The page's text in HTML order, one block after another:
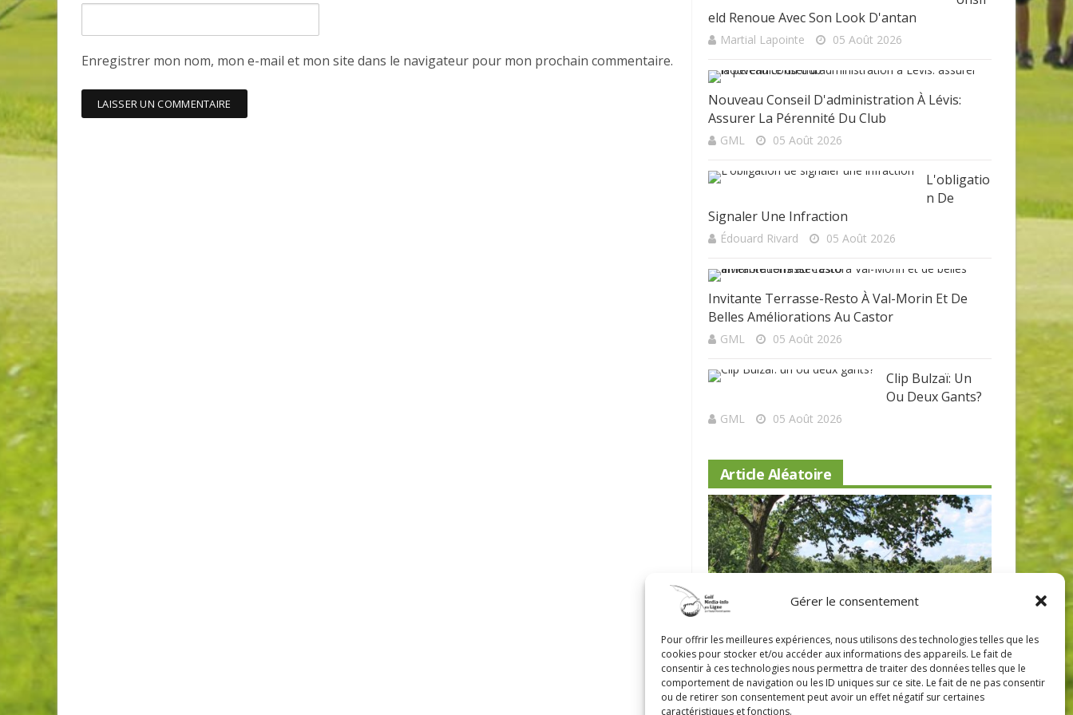
Gérer le consentement
Pour offrir les meilleures expériences, nous utilisons des technologies telles que les
cookies pour stocker et/ou accéder aux informations des appareils. Le fait de
consentir à ces technologies nous permettra de traiter des données telles que le
comportement de navigation ou les ID uniques sur ce site. Le fait de ne pas consentir
ou de retirer son consentement peut avoir un effet négatif sur certaines
caractéristiques et fonctions.
Enregistrer mon nom, mon e-mail et mon site dans le navigateur pour mon prochain commentaire.
Eld Renoue Avec Son Look D'antan
Martial Lapointe 05 Août 2026
Nouveau Conseil D'administration À Lévis:
Assurer La Pérennité Du Club
GML 05 Août 2026
L'obligatio
N De
Signaler Une Infraction
Édouard Rivard 05 Août 2026
Invitante Terrasse-Resto À Val-Morin Et De
Belles Améliorations Au Castor
GML 05 Août 2026
Clip Bulzaï: Un
Ou Deux Gants?
GML 05 Août 2026
Article Aléatoire
Clip Bulzaï: un ou deux gants?
Beaconsfield renoue avec son look
d'antan